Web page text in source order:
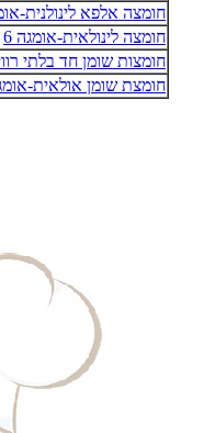
חומצה אלפא לינולנית-
חומצה לינולאית-אומגה 6
חומצות שומן חד בלתי
חומצת שומן אולאית-